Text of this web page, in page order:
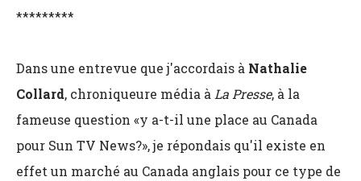
*********
Dans une entrevue que j'accordais à Nathalie
Collard, chroniqueure média à La Presse, à la
fameuse question «y a-t-il une place au Canada
pour Sun TV News?», je répondais qu'il existe en
effet un marché au Canada anglais pour ce type de